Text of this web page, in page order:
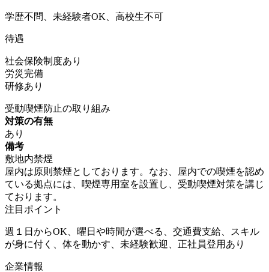
学歴不問、未経験者OK、高校生不可
待遇
社会保険制度あり
労災完備
研修あり
受動喫煙防止の取り組み
対策の有無
あり
備考
敷地内禁煙
屋内は原則禁煙としております。なお、屋内での喫煙を認め
ている拠点には、喫煙専用室を設置し、受動喫煙対策を講じ
ております。
注目ポイント
週１日からOK、曜日や時間が選べる、交通費支給、スキル
が身に付く、体を動かす、未経験歓迎、正社員登用あり
企業情報